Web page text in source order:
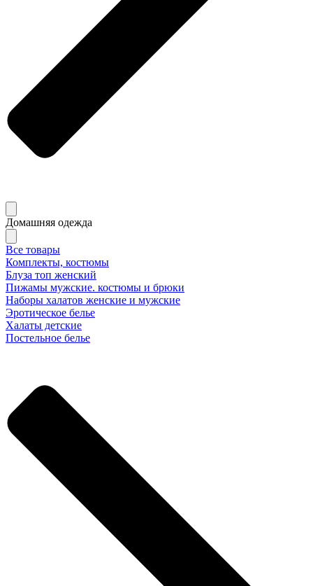
Домашняя одежда
Все товары
Комплекты, костюмы
Блуза топ женский
Пижамы мужские. костюмы и брюки
Наборы халатов женские и мужские
Эротическое белье
Халаты детские
Постельное белье